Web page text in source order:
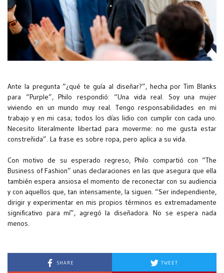
Ante la pregunta “¿qué te guía al diseñar?”, hecha por Tim Blanks
para “Purple”, Philo respondió: “Una vida real. Soy una mujer
viviendo en un mundo muy real. Tengo responsabilidades en mi
trabajo y en mi casa; todos los días lidio con cumplir con cada uno.
Necesito literalmente libertad para moverme: no me gusta estar
constreñida”. La frase es sobre ropa, pero aplica a su vida.
Con motivo de su esperado regreso, Philo compartió con “The
Business of Fashion” unas declaraciones en las que asegura que ella
también espera ansiosa el momento de reconectar con su audiencia
y con aquellos que, tan intensamente, la siguen. “Ser independiente,
dirigir y experimentar en mis propios términos es extremadamente
significativo para mí”, agregó la diseñadora. No se espera nada
menos.
SHARE TWEET